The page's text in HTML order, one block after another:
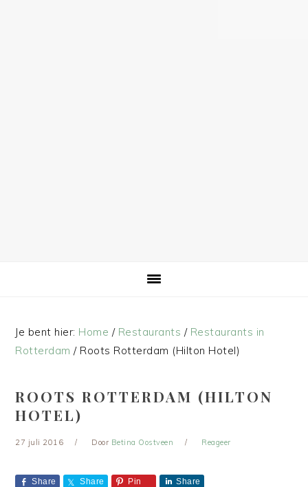
Je bent hier: Home / Restaurants / Restaurants in
Rotterdam /Roots Rotterdam (Hilton Hotel)
ROOTS ROTTERDAM (HILTON
HOTEL)
27 juli 2016 Door Betina Oostveen Reageer
Share Share Pin Share